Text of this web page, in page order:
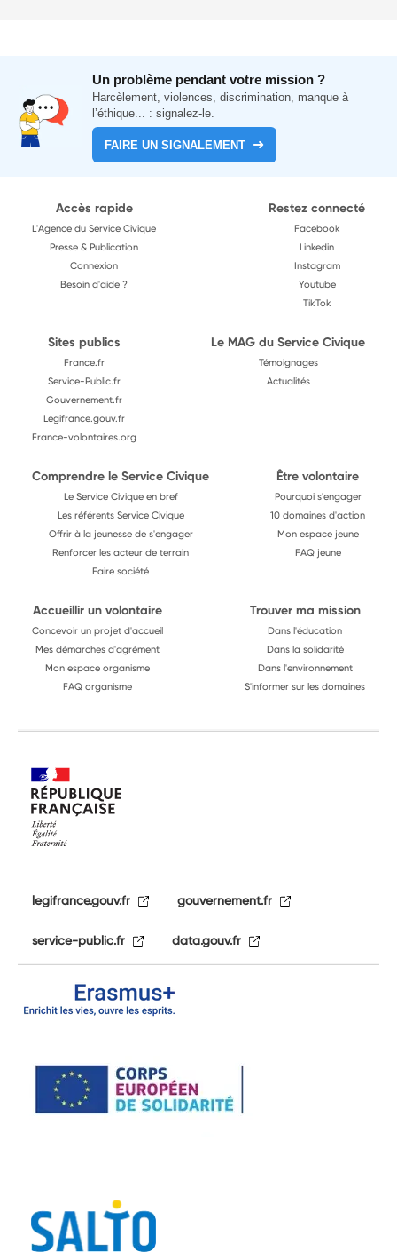
Un problème pendant votre mission ?
Harcèlement, violences, discrimination, manque à
l’éthique... : signalez-le.
FAIRE UN SIGNALEMENT
Accès rapide
L'Agence du Service Civique
Presse & Publication
Connexion
Besoin d'aide ?
Restez connecté
Facebook
Linkedin
Instagram
Youtube
TikTok
Sites publics
France.fr
Service-Public.fr
Gouvernement.fr
Legifrance.gouv.fr
France-volontaires.org
Le MAG du Service Civique
Témoignages
Actualités
Comprendre le Service Civique
Le Service Civique en bref
Les référents Service Civique
Offrir à la jeunesse de s'engager
Renforcer les acteur de terrain
Faire société
Être volontaire
Pourquoi s'engager
10 domaines d'action
Mon espace jeune
FAQ jeune
Accueillir un volontaire
Concevoir un projet d'accueil
Mes démarches d'agrément
Mon espace organisme
FAQ organisme
Trouver ma mission
Dans l'éducation
Dans la solidarité
Dans l'environnement
S'informer sur les domaines
legifrance.gouv.fr gouvernement.fr
service-public.fr data.gouv.fr